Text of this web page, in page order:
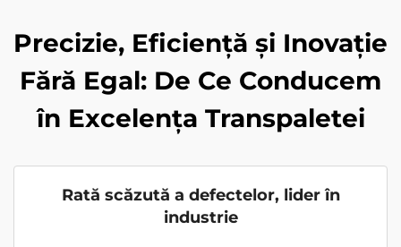
Precizie, Eficiență și Inovație
Fără Egal: De Ce Conducem
în Excelența Transpaletei
Rată scăzută a defectelor, lider în
industrie